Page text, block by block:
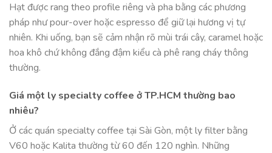
Hạt được rang theo profile riêng và pha bằng các phương
pháp như pour-over hoặc espresso để giữ lại hương vị tự
nhiên. Khi uống, bạn sẽ cảm nhận rõ mùi trái cây, caramel hoặc
hoa khô chứ không đắng đậm kiểu cà phê rang cháy thông
thường.
Giá một ly specialty coffee ở TP.HCM thường bao
nhiêu?
Ở các quán specialty coffee tại Sài Gòn, một ly filter bằng
V60 hoặc Kalita thường từ 60 đến 120 nghìn. Những